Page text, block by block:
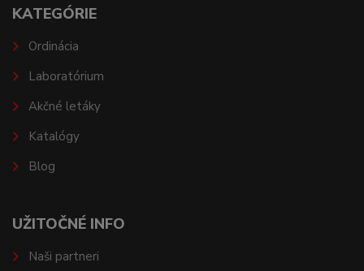
KATEGÓRIE
Ordinácia
Laboratórium
Akčné letáky
Katalógy
Blog
UŽITOČNÉ INFO
Naši partneri